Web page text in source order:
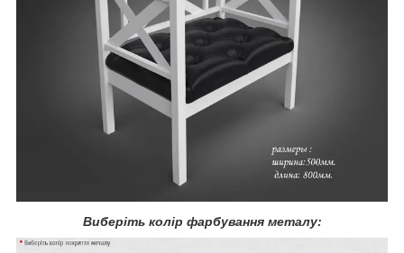
Виберіть колір фарбування металу: